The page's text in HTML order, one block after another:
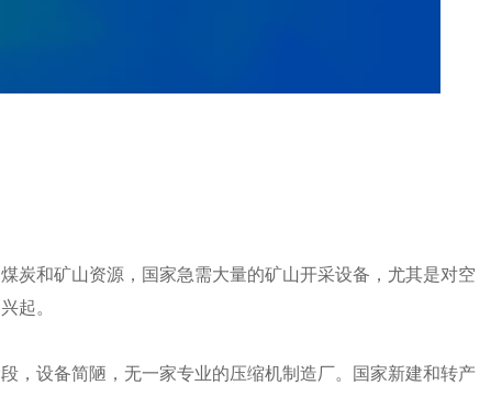
炭和矿山资源，国家急需大量的矿山开采设备，尤其是对空
起。
，设备简陋，无一家专业的压缩机制造厂。国家新建和转产